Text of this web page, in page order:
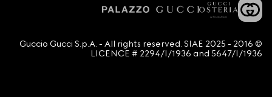
© 2016 - 2025 Guccio Gucci S.p.A. - All rights reserved. SIAE
LICENCE # 2294/I/1936 and 5647/I/1936